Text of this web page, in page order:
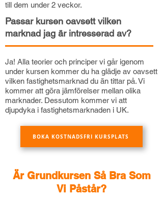
till dem under 2 veckor.
Passar kursen oavsett vilken
marknad jag är intresserad av?
Ja! Alla teorier och principer vi går igenom
under kursen kommer du ha glädje av oavsett
vilken fastighetsmarknad du än tittar på. Vi
kommer att göra jämförelser mellan olika
marknader. Dessutom kommer vi att
djupdyka i fastighetsmarknaden i UK.
BOKA KOSTNADSFRI KURSPLATS
Är Grundkursen Så Bra Som
Vi Påstår?